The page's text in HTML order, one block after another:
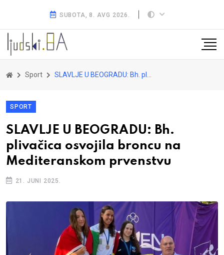
SUBOTA, 8. AVG 2026.
Sport SLAVLJE U BEOGRADU: Bh. plivačica osvojila broncu na Mediteranskom prvenstvu
SPORT
SLAVLJE U BEOGRADU: Bh.
plivačica osvojila broncu na
Mediteranskom prvenstvu
21. JUNI 2025.